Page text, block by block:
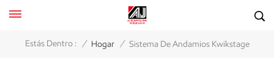
Estás Dentro : / Hogar / Sistema De Andamios Kwikstage